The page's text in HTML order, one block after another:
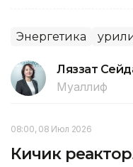
Энергетика
Ляззат
Муаллиф
08:00, 08 Июл 2026
Кичик